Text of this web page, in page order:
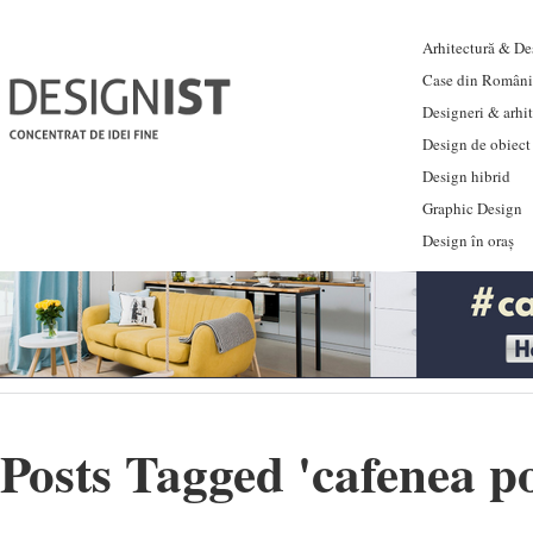
Arhitectură &
Case din
Designeri &
Design de obiect
Design hibrid
Graphic Design
Design în oraș
Posts Tagged 'cafenea